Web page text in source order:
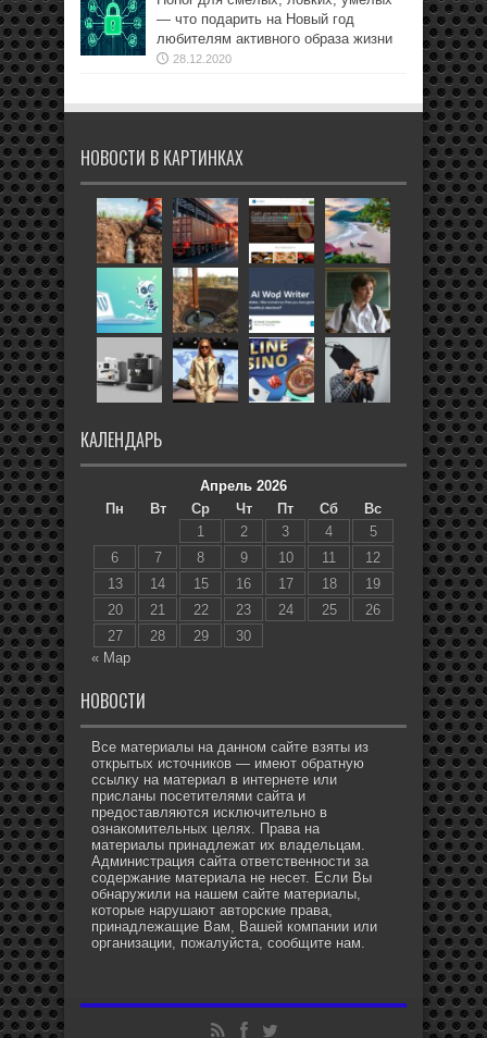
— что подарить на Новый год
любителям активного образа жизни
28.12.2020
НОВОСТИ В КАРТИНКАХ
КАЛЕНДАРЬ
Апрель 2026
Пн
Вт Ср Чт Пт Сб
Вс
1
2 3 4
5
6
7 8 9 10 11
12
13
14 15 16 17 18
19
20
21 22 23 24 25
26
27
28 29
30
« Мар
НОВОСТИ
Все материалы на данном сайте взяты из
открытых источников — имеют обратную
ссылку на материал в интернете или
присланы посетителями сайта и
предоставляются исключительно в
ознакомительных целях. Права на
материалы принадлежат их владельцам.
Администрация сайта ответственности за
содержание материала не несет. Если Вы
обнаружили на нашем сайте материалы,
которые нарушают авторские права,
принадлежащие Вам, Вашей компании или
организации, пожалуйста, сообщите нам.